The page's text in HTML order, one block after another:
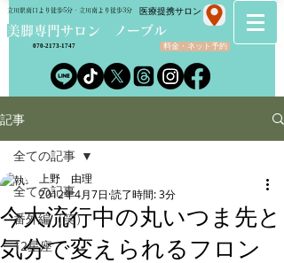
​美脚専門サロン ノーブル
立川駅南口より徒歩5分・立川南より徒歩3分
料金・ネット予約
070-2173-1747
​医療提携サロン
記事
全ての記事
番外編（笑）
12星座
全ての記事
今大流行中の丸いつま先と
気分で変えられるフロン
上野 由理
2012年4月7日 読了時間: 3分